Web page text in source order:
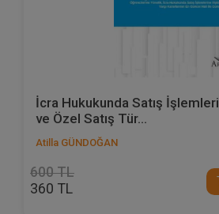
İcra Hukukunda Satış İşlemleri
ve Özel Satış Tür...
Atilla GÜNDOĞAN
600 TL
360 TL